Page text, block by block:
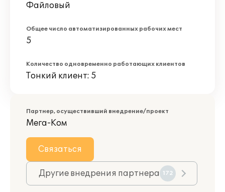
Файловый
Общее число автоматизированных рабочих мест
5
Количество одновременно работающих клиентов
Тонкий клиент: 5
Партнер, осуществивший внедрение/проект
Мега-Ком
Связаться
Другие внедрения партнера 172